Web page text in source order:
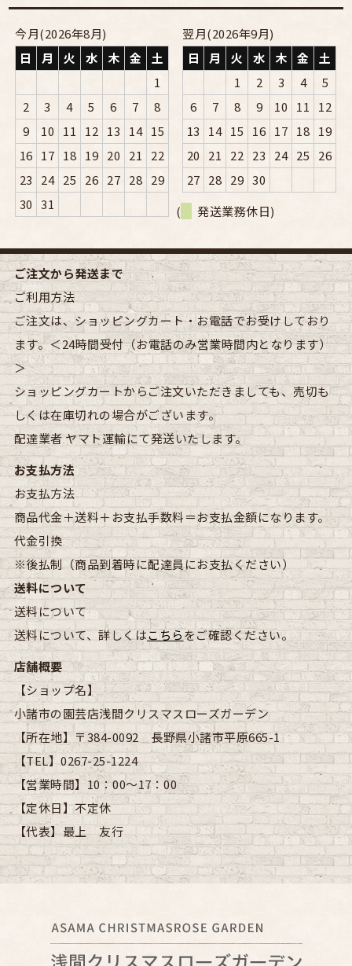
今月(2026年8月)
日
月 火 水 木 金
土
1
2
3 4 5 6 7
8
9
10 11 12 13 14 15
16 17 18 19 20 21
22
23
24 25 26 27 28 29
30 31
翌月(2026年9月)
日
月 火 水 木 金
土
1
2 3 4
5
6
7 8 9 10 11
12
13
14 15 16 17 18 19
20
21 22 23 24 25
26
27 28 29 30
(
発送業務休日)
ご注文から発送まで
ご利用方法
ご注文は、ショッピングカート・お電話でお受けしており
ます。＜24時間受付（お電話のみ営業時間内となります）
＞
ショッピングカートからご注文いただきましても、売切も
しくは在庫切れの場合がございます。
配達業者 ヤマト運輸にて発送いたします。
お支払方法
お支払方法
商品代金＋送料＋お支払手数料＝お支払金額になります。
代金引換
※後払制（商品到着時に配達員にお支払ください）
送料について
送料について
送料について、詳しくはこちらをご確認ください。
店舗概要
【ショップ名】
小諸市の園芸店浅間クリスマスローズガーデン
【所在地】 〒384-0092 長野県小諸市平原665-1
【TEL】0267-25-1224
【営業時間】10：00～17：00
【定休日】不定休
【代表】 最上 友行